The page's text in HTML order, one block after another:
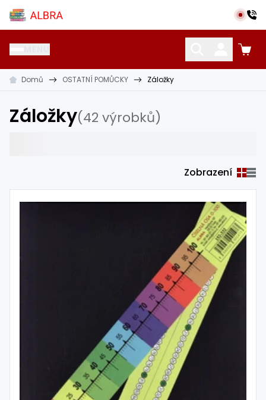
Přeskočit na hlavní obsah
Albra s.r.o.
Domů OSTATNÍ POMŮCKY Záložky
Záložky(42 výrobků)
Zobrazení